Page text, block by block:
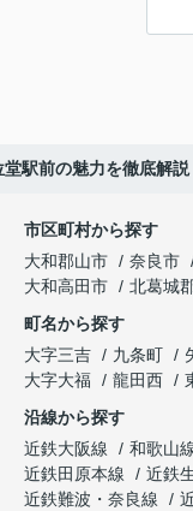
駅前の魅力を徹底解
市区町村から探す
大和郡山市
奈良市
大和高田市
北葛城
町名から探す
大字三吉
九条町
大字大福
龍田西
沿線から探す
近鉄大阪線
和歌山
近鉄田原本線
近鉄
近鉄難波・奈良線